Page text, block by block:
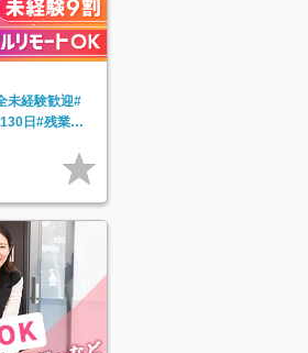
未経験歓迎#
日#残業月